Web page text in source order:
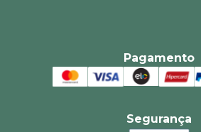
Pagamento
Segurança